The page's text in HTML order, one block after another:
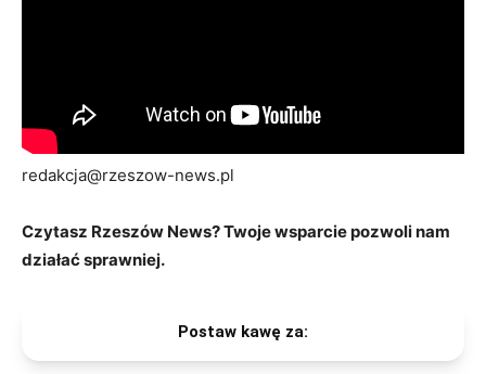
redakcja@rzeszow-news.pl
Czytasz Rzeszów News? Twoje wsparcie pozwoli nam
działać sprawniej.
Postaw kawę za: